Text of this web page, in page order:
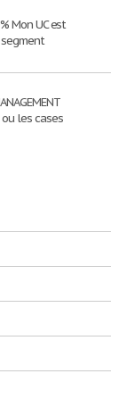
Mon UC est
ou les cases